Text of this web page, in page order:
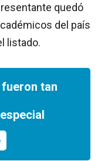
quedó
del país
listado.
tan